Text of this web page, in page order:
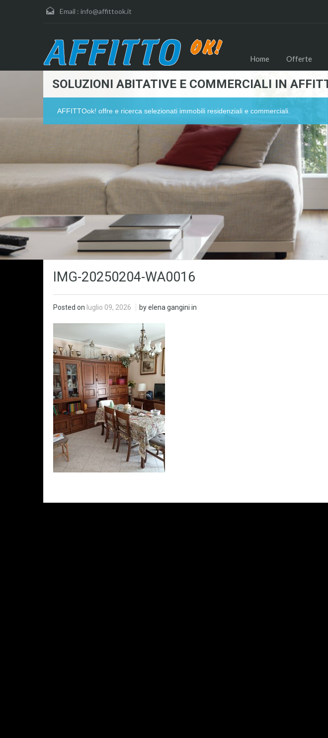
Email : info@affittook.it
Home Offerte
SOLUZIONI ABITATIVE E COMMERCIALI IN
AFFITTOok! offre e ricerca selezionati immobili residenziali e commerciali.
IMG-20250204-WA0016
Posted on luglio 09, 2026 by elena gangini in